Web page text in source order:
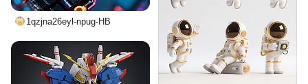
1qzjna26eyl-npug-HB